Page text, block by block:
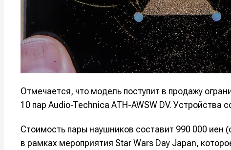
Мы в
Информация
Помощь проекту
Мы в
Информация
Помощь проекту
Отмечается, что модель поступит в продажу
10 пар Audio-Technica ATH-AWSW DV.
Стоимость пары наушников составит 990 000
в рамках мероприятия Star Wars Day Japan,